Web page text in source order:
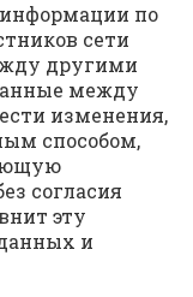
информации по
сети
другими
между
изменения,
способом,
согласия
эту
и